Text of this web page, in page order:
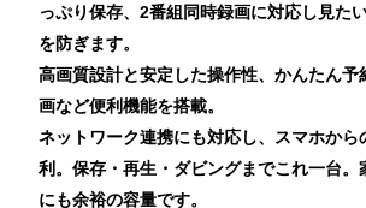
っぷり保存、2番組同時録画に対応し見た
を防ぎます。
高画質設計と安定した操作性、かんたん予
画など便利機能を搭載。
ネットワーク連携にも対応し、スマホから
利。保存・再生・ダビングまでこれ一台。
にも余裕の容量です。